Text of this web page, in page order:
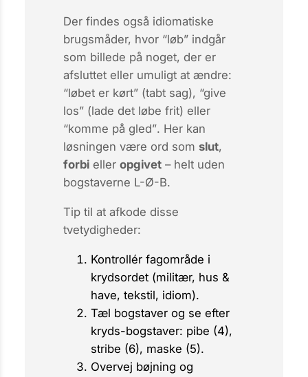
Der findes også idiomatiske
brugsmåder, hvor “løb” indgår
som billede på noget, der er
afsluttet eller umuligt at ændre:
“løbet er kørt”(tabt sag), “give
los”(lade det løbe frit) eller
“komme på gled”. Her kan
løsningen være ord som slut,
forbieller opgivet– helt uden
bogstaverne L-Ø-B.
Tip til at afkode disse
tvetydigheder:
Kontrollér fagområde i
krydsordet (militær, hus &
have, tekstil, idiom).
Tæl bogstaver og se efter
kryds-bogstaver: pibe (4),
stribe (6), maske (5).
Overvej bøjning og